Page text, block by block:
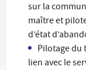
sur la
maître et
d’état
Pilotage du
lien avec le